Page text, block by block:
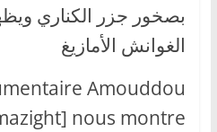
بصخور جزر الكناري
الغوانش الأمازيغ
Amouddou
nous montre